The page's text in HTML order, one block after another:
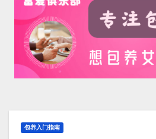
包养入门指南